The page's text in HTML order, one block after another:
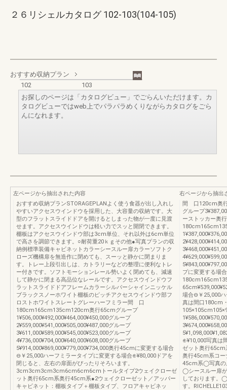
２６リシェルカタログ 102-103(104-105)
おすすめ収納プラン
102
103
お探しのページは「カタログビュー」でごらんいただけます。カ
タログビューではweb上でパラパラめくりながらカタログをごら
んになれます。
左ページから抽出された内容
おすすめ収納プランSTORAGEPLANよく使う食器が出し入れし
やすいアクセスウインドウを採用した、大容量の収納です。大
型のフラットスライドドアを開けるとしまった物が一度に見渡
せます。アクセスウインドウは軽い力でスッと開閉できます。
棚板はアクセスウインドウ部は3cm単位、それ以外は6cm単位
で高さを調節できます。○耐荷重20ｋｇその他●写真プランの収
納例標準装備キャビネットカラーシースルー扉カラーソフトク
ローズ機構扉を無造作に閉めても、スーッと静かに閉まりま
す。トレー上段引出しは、カトラリーなどの整理に便利なトレ
ー付きです。ソフトモーションレール勢いよく閉めても、減速
して静かに閉まる高品位なレールです。アクセスウインドウフ
ラットスライドドアフレームカラーシルバーシャインニッケル
ブラックスノーホワイト棚板のピッチアクセスウインドウ部フ
ロストホワイトスレートグレーハーフミラー間 口
180cm165cm135cm120cm奥行65cmグループ
1¥506,000¥492,000¥464,000¥450,000グループ
2¥559,000¥541,000¥505,000¥487,000グループ
3¥611,000¥589,000¥545,000¥523,000グループ
4¥736,000¥704,000¥640,000¥608,000グループ
5¥914,000¥869,000¥779,000¥734,000奥行45cmに変更する場合
⊖￥25,000ハーフミラータイプに変更する場合⊕¥80,000ドアを
閉じると、左右の扉面がぴったりそろいます。
3cm3cm3cm3cm6cm6cm6cmトールタイプ2ウェイクローゼ
ット奥行65cm系奥行45cm系●2ウェイクローゼット／アッパー
キャビネット：棚板タイプ＋棚板タイプ、フロアキャビネッ
右ページから抽出
間 口120cm奥行
グループ
ーストッカー奥
プに変更する場
場合⊖￥25,000
真は間口180cm
⊕¥10,000写真は
ゼット奥行65cm
奥行45cm系コー
45cm系◯写真の
◯シースルー扉
しております。
す。